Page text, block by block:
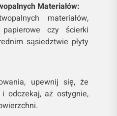
Materiałów:
materiałów,
czy ścierki
sąsiedztwie płyty
upewnij się, że
i odczekaj, aż ostygnie,